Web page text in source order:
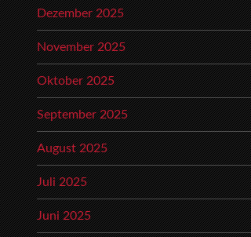
Dezember 2025
November 2025
Oktober 2025
September 2025
August 2025
Juli 2025
Juni 2025